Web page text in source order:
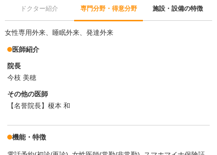
ドクター紹介 専門分野・得意分野 施設・設備の特徴
女性専用外来、睡眠外来、発達外来
医師紹介
院長
今枝 美穂
その他の医師
【名誉院長】榎本 和
機能・特徴